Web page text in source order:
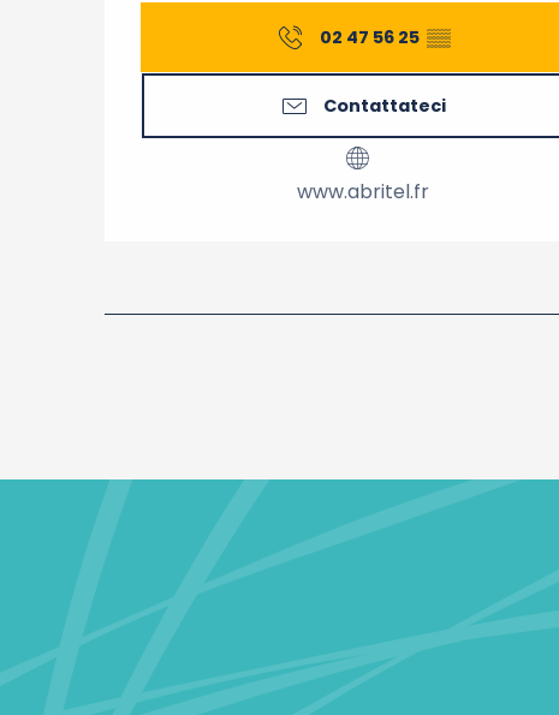
02 47 56 25 ▒▒
Contattateci
www.abritel.fr